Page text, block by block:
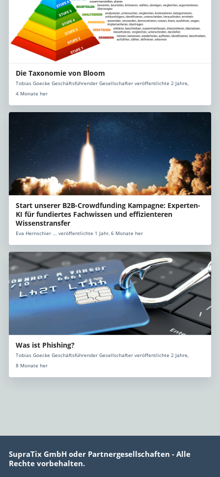
Die Taxonomie von Bloom
Tobias Goecke Geschäftsführender Gesellschafter veröffentlichte 2 Jahre,
4 Monate her
Start unserer B2B-Crowdfunding Kampagne: Experten-
KI für fundiertes Fachwissen und effizienteren
Wissenstransfer
Eva Hernschier ... veröffentlichte 1 Jahr, 6 Monate her
Was ist Phishing?
Tobias Goecke Geschäftsführender Gesellschafter veröffentlichte 2 Jahre,
8 Monate her
SupraTix GmbH oder Partnergesellschaften - Alle
Rechte vorbehalten.